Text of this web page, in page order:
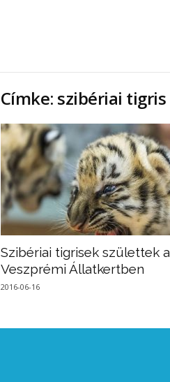
Címke: szibériai tigris
Szibériai tigrisek születtek a
Veszprémi Állatkertben
2016-06-16